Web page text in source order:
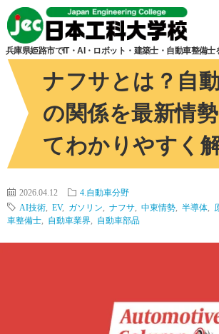
兵庫県姫路市でIT・AI・ロボット・建築士・自動車整備士
HOME 4.自動車分野 ナフサとは？自動車
ナフサとは？自
の関係を最新情
てわかりやすく
2026.04.12
4.自動車分野
AI技術
EV, ガソリン ナフサ 中東情勢 半導体
車整備士
自動車業界 自動車部品